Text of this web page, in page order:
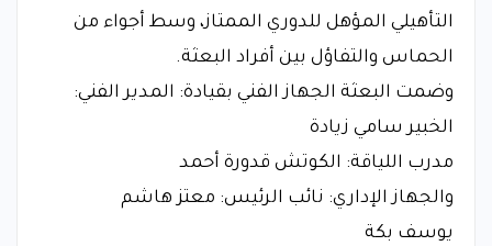
التأهيلي المؤهل للدوري الممتاز، وسط أجواء من
الحماس والتفاؤل بين أفراد البعثة.
وضمت البعثة الجهاز الفني بقيادة: المدير الفني:
الخبير سامي زيادة
مدرب اللياقة: الكوتش قدورة أحمد
والجهاز الإداري: نائب الرئيس: معتز هاشم
يوسف بكة